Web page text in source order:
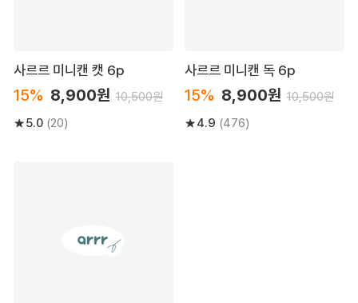
사르르 미니캔 캣 6p
15% 8,900원 10,500원
5.0 (20)
사르르 미니캔 독 6p
15% 8,900원 10,500원
4.9 (476)